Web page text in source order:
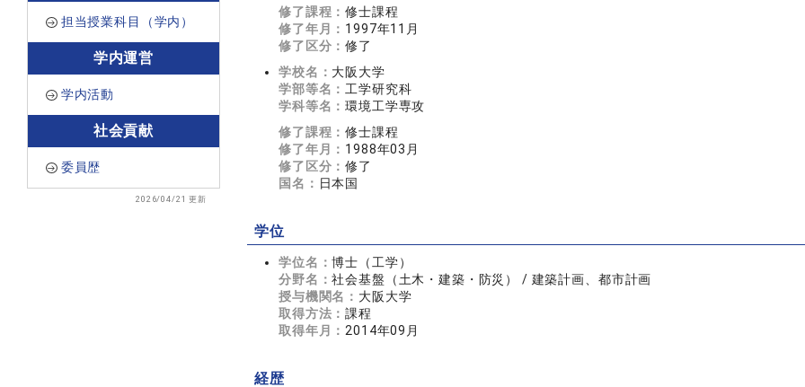
担当授業科目（学内）
学内運営
学内活動
社会貢献
委員歴
2026/04/21 更新
修了課程：修士課程
修了年月： 1997年11月
修了区分：修了
学校名： 大阪大学
学部等名： 工学研究科
学科等名：環境工学専攻
修了課程：修士課程
修了年月： 1988年03月
修了区分：修了
国名： 日本国
学位
学位名：博士（工学）
分野名：社会基盤（土木・建築・防災） / 建築計画、都市計画
授与機関名： 大阪大学
取得方法：課程
取得年月： 2014年09月
経歴